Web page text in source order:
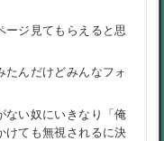
ージ見てもらえると思
たんだけどみんなフォ
ない奴にいきなり「俺
けても無視されるに決